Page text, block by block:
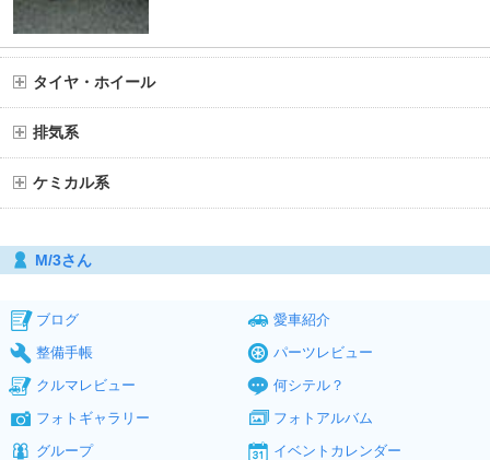
タイヤ・ホイール
排気系
ケミカル系
M/3さん
ブログ
愛車紹介
整備手帳
パーツレビュー
クルマレビュー
何シテル？
フォトギャラリー
フォトアルバム
グループ
イベントカレンダー